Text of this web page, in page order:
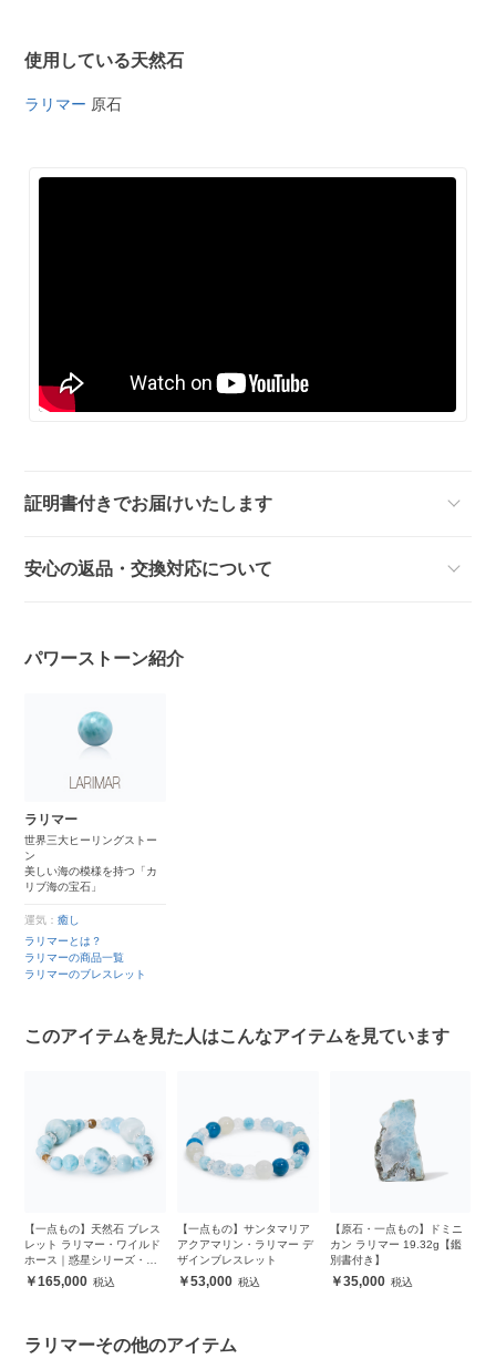
使用している天然石
ラリマー 原石
証明書付きでお届けいたします
安心の返品・交換対応について
パワーストーン紹介
ラリマー
世界三大ヒーリングストー
ン
美しい海の模様を持つ「カ
リブ海の宝石」
運気：癒し
ラリマーとは？
ラリマーの商品一覧
ラリマーのブレスレット
このアイテムを見た人はこんなアイテムを見ています
【一点もの】天然石 ブレス
レット ラリマー・ワイルド
ホース｜惑星シリーズ・地
球 165,000
【一点もの】サンタマリア
アクアマリン・ラリマー デ
ザインブレスレット
53,000
【原石・一点もの】ドミニ
カン ラリマー 19.32g【鑑
別書付き】
35,000
ラリマーその他のアイテム